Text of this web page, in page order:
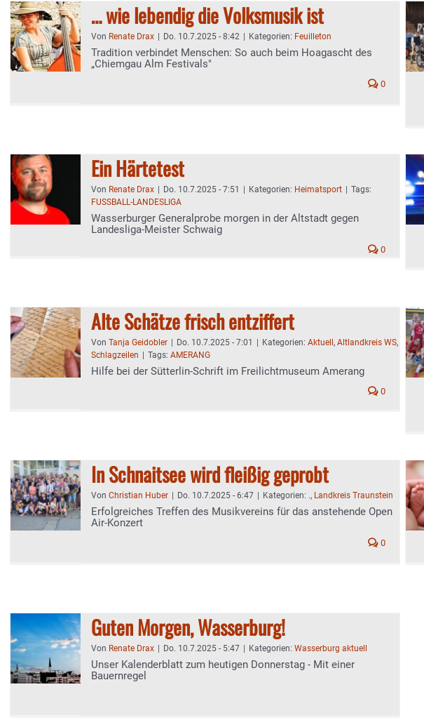
… wie lebendig die Volksmusik ist
Von Renate Drax Do. 10.7.2025 - 8:42 Kategorien: Feuilleton
Tradition verbindet Menschen: So auch beim Hoagascht des
„Chiemgau Alm Festivals"
0
Ein Härtetest
Von Renate Drax Do. 10.7.2025 - 7:51 Kategorien: Heimatsport
Tags:
FUSSBALL-LANDESLIGA
Wasserburger Generalprobe morgen in der Altstadt gegen
Landesliga-Meister Schwaig
0
Alte Schätze frisch entziffert
Von Tanja Geidobler Do. 10.7.2025 - 7:01 Kategorien: Aktuell , Altlandkreis WS,
Schlagzeilen
Tags: AMERANG
Hilfe bei der Sütterlin-Schrift im Freilichtmuseum Amerang
0
In Schnaitsee wird fleißig geprobt
Von Christian Huber Do. 10.7.2025 - 6:47 Kategorien: ., Landkreis Traunstein
Erfolgreiches Treffen des Musikvereins für das anstehende Open
Air-Konzert
0
Guten Morgen, Wasserburg!
Von Renate Drax Do. 10.7.2025 - 5:47 Kategorien: Wasserburg aktuell
Unser Kalenderblatt zum heutigen Donnerstag - Mit einer
Bauernregel